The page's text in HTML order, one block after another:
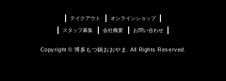
テイクアウト オンラインショップ
スタッフ募集 会社概要 お問い合わせ
Copyright © 博多もつ鍋おおやま. All Rights Reserved.